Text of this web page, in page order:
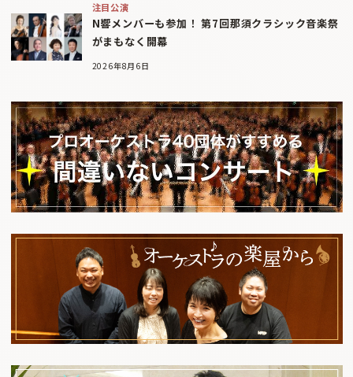
注目公演
N響メンバーも参加！ 第7回那須クラシック音楽祭
がまもなく開幕
2026年8月6日